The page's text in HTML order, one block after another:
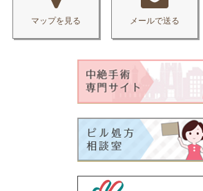
マップを見る メールで送る